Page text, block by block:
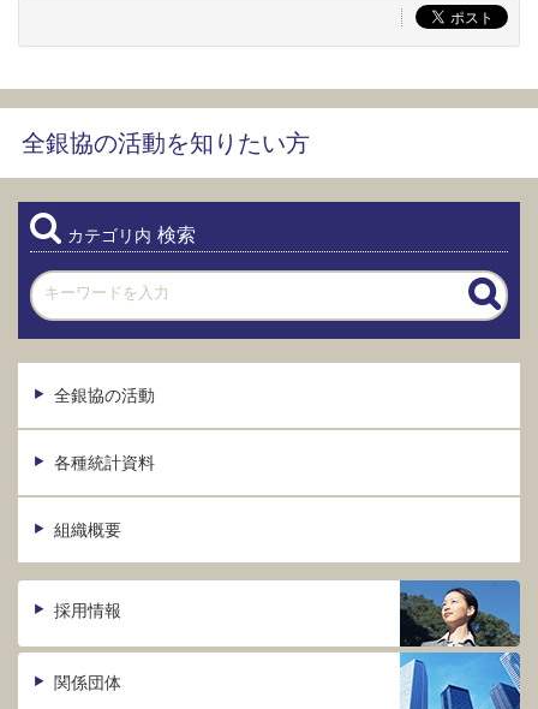
全銀協の活動を知りたい方
カテゴリ内 検索
全銀協の活動
各種統計資料
組織概要
採用情報
関係団体